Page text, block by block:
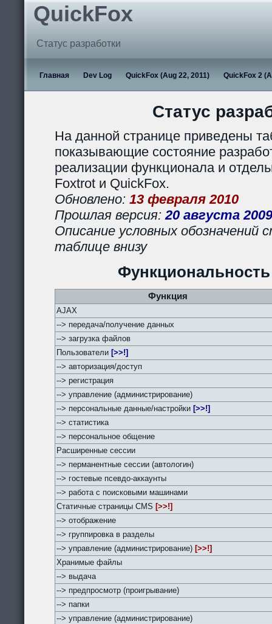
QuickFox
Статус разработки
Главная Dev Log QuickFox (Aug 22, 2011) QuickFox 2
Статус
На данной странице приведены
показывающие состояние
реализации функционала и
Foxtrot и QuickFox.
Обновлено: 13 февраля 2010
Прошлая версия:20 августа 2009
Описание условных обозначений
таблице внизу
Функция
AJAX
--> передача/получение данных
--> загрузка файлов
Пользователи [>>!]
--> авторизация/доступ
--> регистрация
--> управление (администрирование)
--> персональные данные/настройки [>>!]
--> статистика
--> персональное общение
Расширенные сессии
--> перманентные сессии (автологин)
--> гостевые псевдо-аккаунты
--> работа с поисковыми машинами
Статичные страницы CMS [>>!]
--> отображение
--> группировка в разделы
--> управление (администрирование) [>>!]
Хранимые файлы
--> выдача
--> предпросмотр (проигрывание)
--> папки
--> управление (администрирование)